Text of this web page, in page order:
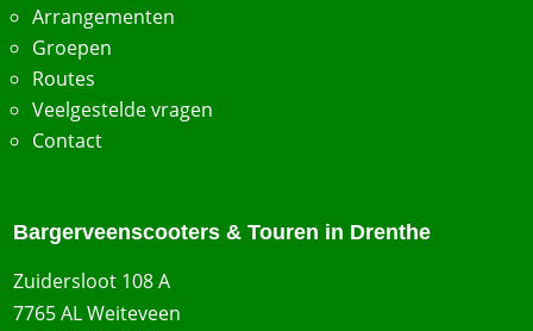
Arrangementen
Groepen
Routes
Veelgestelde vragen
Contact
Bargerveenscooters & Touren in Drenthe
Zuidersloot 108 A
7765 AL Weiteveen